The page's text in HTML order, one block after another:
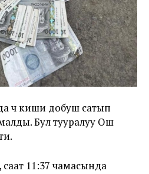
үч киши добуш сатып
Бул тууралуу Ош
11:37 чамасында